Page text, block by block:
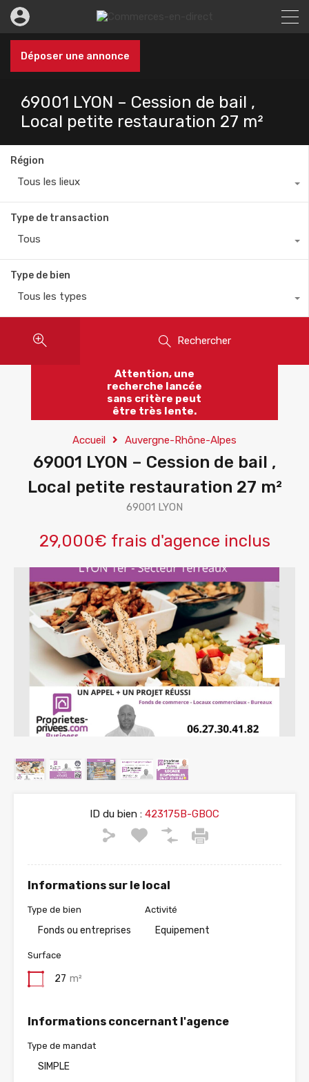
Déposer une annonce
69001 LYON – Cession de bail ,
Local petite restauration 27 m²
Région
Tous les lieux
Type de transaction
Tous
Type de bien
Tous les types
Rechercher
Attention, une
recherche lancée
sans critère peut
être très lente.
Accueil Auvergne-Rhône-Alpes
69001 LYON – Cession de bail ,
Local petite restauration 27 m²
69001 LYON
29,000€ frais d'agence inclus
ID du bien : 423175B-GBOC
Informations sur le local
Type de bien
Fonds ou entreprises
Activité
Equipement
Surface
27 m²
Informations concernant l'agence
Type de mandat
SIMPLE